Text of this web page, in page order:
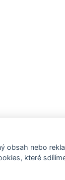
a sportovní akce?
obsah nebo
které